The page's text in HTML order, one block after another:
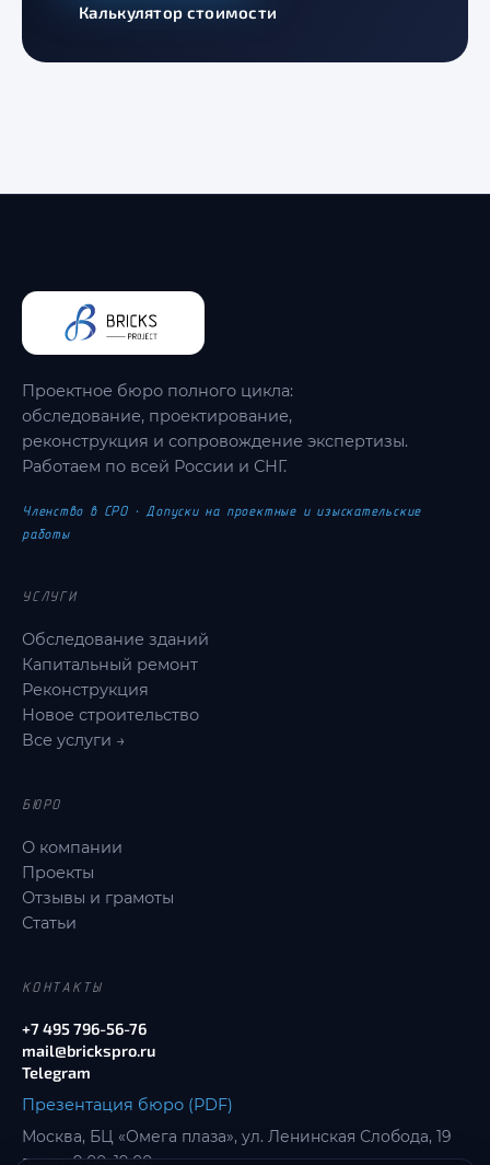
Калькулятор стоимости
Проектное бюро полного цикла:
обследование, проектирование,
реконструкция и сопровождение экспертизы.
Работаем по всей России и СНГ.
Членство в СРО · Допуски на проектные и изыскательские
работы
УСЛУГИ
Обследование зданий
Капитальный ремонт
Реконструкция
Новое строительство
Все услуги →
БЮРО
О компании
Проекты
Отзывы и грамоты
Статьи
КОНТАКТЫ
+7 495 796-56-76
mail@brickspro.ru
Telegram
Презентация бюро (PDF)
Москва, БЦ «Омега плаза», ул. Ленинская Слобода, 19